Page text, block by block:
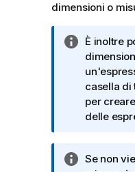
dimensioni o
N
o
t
a
i
n
r
È inoltre
casella di
per
delle
N
Se non